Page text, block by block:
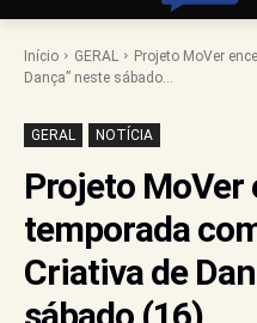
Início GERAL
Projeto MoVer
Dança” neste sábado...
GERAL NOTÍCIA
Projeto MoVer
temporada
Criativa de